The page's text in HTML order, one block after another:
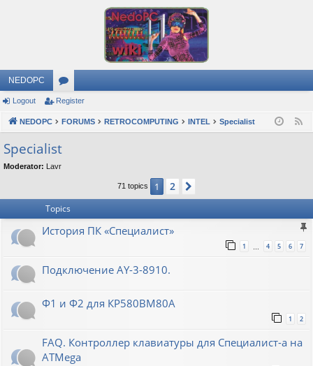
NEDOPC
or
u
m
s
Logout Register
NEDOPC FORUMS RETROCOMPUTING INTEL Specialist
Specialist
Moderator: Lavr
71 topics 1 2
Topics
История ПК «Специалист»
1 … 4 5 6 7
Подключение AY-3-8910.
Ф1 и Ф2 для КР580ВМ80А
1 2
FAQ. Контроллер клавиатуры для Специалист-а на
ATMega